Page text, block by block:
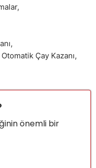
,
,
Çay Kazanı,
önemli bir